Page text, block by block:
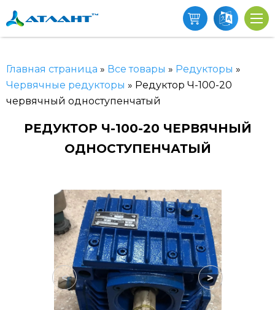
Главная страница » Все товары » Редукторы »
Червячные редукторы » Редуктор Ч-100-20
червячный одноступенчатый
РЕДУКТОР Ч-100-20 ЧЕРВЯЧНЫЙ
ОДНОСТУПЕНЧАТЫЙ
< >